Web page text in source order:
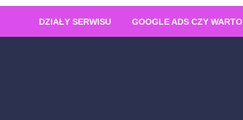
DZIAŁY SERWISU GOOGLE ADS CZY WARTO